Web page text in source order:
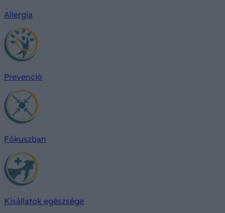
Allergia
Prevenció
Fókuszban
Kisállatok egészsége